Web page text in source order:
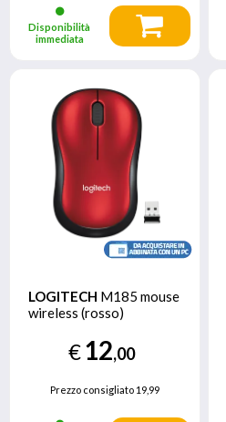
Disponibilità
immediata
LOGITECH M185 mouse
wireless (rosso)
€12,00
Prezzo consigliato19,99